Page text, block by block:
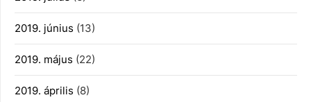
2019. június (13)
2019. május (22)
2019. április (8)